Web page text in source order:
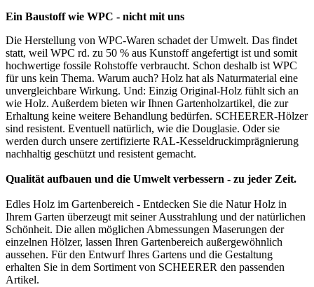
Ein Baustoff wie WPC - nicht mit uns
Die Herstellung von WPC-Waren schadet der Umwelt. Das findet
statt, weil WPC rd. zu 50 % aus Kunstoff angefertigt ist und somit
hochwertige fossile Rohstoffe verbraucht. Schon deshalb ist WPC
für uns kein Thema. Warum auch? Holz hat als Naturmaterial eine
unvergleichbare Wirkung. Und: Einzig Original-Holz fühlt sich an
wie Holz. Außerdem bieten wir Ihnen Gartenholzartikel, die zur
Erhaltung keine weitere Behandlung bedürfen. SCHEERER-Hölzer
sind resistent. Eventuell natürlich, wie die Douglasie. Oder sie
werden durch unsere zertifizierte RAL-Kesseldruckimprägnierung
nachhaltig geschützt und resistent gemacht.
Qualität aufbauen und die Umwelt verbessern - zu jeder Zeit.
Edles Holz im Gartenbereich - Entdecken Sie die Natur Holz in
Ihrem Garten überzeugt mit seiner Ausstrahlung und der natürlichen
Schönheit. Die allen möglichen Abmessungen Maserungen der
einzelnen Hölzer, lassen Ihren Gartenbereich außergewöhnlich
aussehen. Für den Entwurf Ihres Gartens und die Gestaltung
erhalten Sie in dem Sortiment von SCHEERER den passenden
Artikel.